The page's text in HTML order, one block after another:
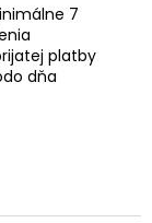
7
platby
dňa